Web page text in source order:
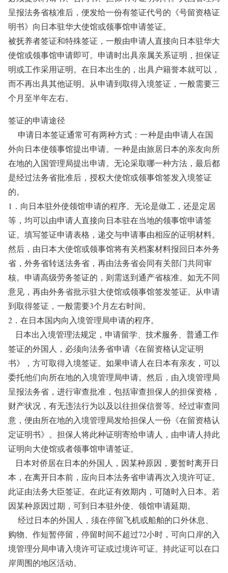
呈报法务省核准后，便发给一份有签证代号的《号留资格证
明书》向日本驻华大使馆或领事馆申请签证。
被抚养者签证和特殊签证，一般由申请人直接向日本驻华大
使馆或领事馆申请即可。申请时出具亲属关系证明，担保证
明或工作采用证明。在日本出生的，出具户籍誉本就可以，
而不再出具其他证明。从申请到取得入境签证，一般需要三
个月至半年左右。
签证的申请途径
申请日本签证通常可有两种方式：一种是由申请人在国
外向日本使领事馆提出申请。一种是由旅居日本的亲友向所
在地的入国管理局提出申请。无论采取哪一种方法，最后都
是经过法务省批准后，授权大使馆或领事馆签发入境签证
的。
1．向日本驻外使领馆申请的程序。无论是做工，还是定居
等，均可以由申请人直接向日本驻在当地的领事馆申请签
证。填写签证申请表格，递交与申请事由相应的证明材料。
然后，由日本大使馆或领事馆将有关档案材料报回日本外务
省，外务省转送法务省，再由法务省会同有关部门共同审
核。申请高级劳务签证的，则需送到通产省核准。如无不同
意见，再由外务省批示驻大使馆或领事馆签发签证。从申请
到取得签证，一般需要3个月左右时间。
2．在日本国内向入境管理局申请的程序。
日本出入境管理法规定，申请留学、技术服务、普通工作
签证的外国人，必须向法务省申请《在留资格认定证明
书》，方可取得入境签证。如果申请人在日本有亲友，可以
委托他们向所在地的入境管理局申请。然后，由入境管理局
呈报法务省，进行审查批准，包括审查担保人的担保资格，
财产状况，有无违法行为以及以往担保信誉等。经过审查同
意，便由所在地的入境管理局发给担保人一份《在留资格认
定证明书》。担保人将此种证明寄给申请人，由申请人持此
证明向大使馆或者领事馆申请签证。
日本对侨居在日本的外国人，因某种原因，要暂时离开日
本，在离开日本前，应向日本法务省申请再次入境许可证。
此证由法务大臣签证。在此证有效期内，可随时入日本。若
因某种原因过期，可到日本驻外使、领馆申请延期。
经过日本的外国人，须在停留飞机或船舶的口外休息、
购物、作短暂停留，停留时间不超过72小时，可向口岸的入
境管理分局申请入境许可证或过境许可证。持此证可以在口
岸周围的地区活动。